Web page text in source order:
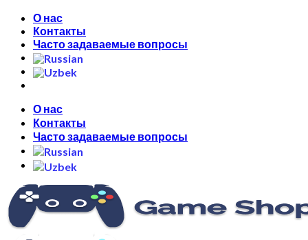
Skip
content
О нас
Контакты
Часто задаваемые вопросы
О нас
Контакты
Часто задаваемые вопросы